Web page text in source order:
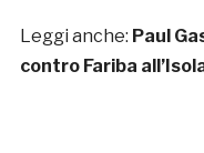
Leggi anche: Paul
contro Fariba